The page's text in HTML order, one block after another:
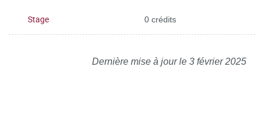
Stage 0 crédits
Dernière mise à jour le 3 février 2025